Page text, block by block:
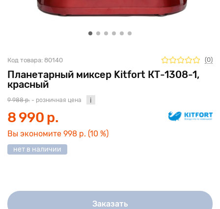
Планетарный миксер Kitfort КТ-1308-1,
красный
Код товара: 80140 (0)
9 988 р. - розничная цена
8 990 р.
Вы экономите 998 р. (10 %)
нет в наличии
Заказать